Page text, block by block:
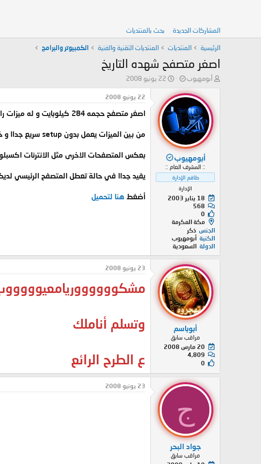
المشاركات الجديدة بحث بالمنتديات
الرئيسية المنتديات المنتديات التقنية والفنية الكمبيوتر والبرامج
اصغر متصفح شهده التاريخ
ب
ئ
ا
ل
م
و
أبومهيوب
ت
ر
ي
خ
ل
ب
ء
22 يونيو 2008
أبومهيوب
:: المشرف العام ::
طاقم الإدارة
الإدارة
18 يناير 2003
568
0
مكة المكرمة
الجنس ذكر
الكنية أبومهيوب
الدولة السعودية
22 يونيو 2008
اصغر متصفح حجمه 284 كيلوبايت و له ميزات رائعة
من بين الميزات يعمل بدون setup سريع جداا و خفيف
بعكس المتصفحات الاخرى مثل الانترنات
يفيد جداا في حالة تعطل المتصفح الرئيسي
أضغط هنا لتحميل
أبوباسم
مراقب سابق
20 مارس 2008
4,809
0
23 يونيو 2008
وتسلم أناملك
ع الطرح الرائع
ج
جواد البحر
مراقب سابق
23 يونيو 2008